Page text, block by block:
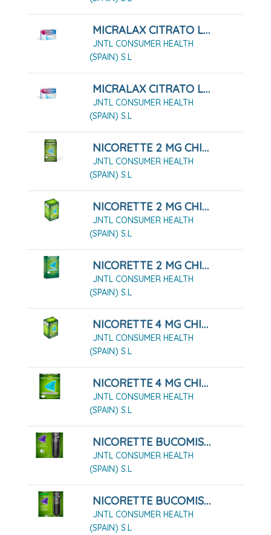
MICRALAX CITRATO LAURIL SULFATO 450MG/45 MG SOLUCIÓN RECTAL 12 MICROENEMAS
JNTL CONSUMER HEALTH
(SPAIN) S.L
MICRALAX CITRATO LAURIL SULFATO 450MG/45 MG SOLUCIÓN RECTAL 4 MICROENEMAS
JNTL CONSUMER HEALTH
(SPAIN) S.L
NICORETTE 2 MG CHICLES MEDICAMENTOSOS 105 CHICLES
JNTL CONSUMER HEALTH
(SPAIN) S.L
NICORETTE 2 MG CHICLES MEDICAMENTOSOS 210 CHICLES
JNTL CONSUMER HEALTH
(SPAIN) S.L
NICORETTE 2 MG CHICLES MEDICAMENTOSOS 30 CHICLES
JNTL CONSUMER HEALTH
(SPAIN) S.L
NICORETTE 4 MG CHICLES MEDICAMENTOSOS 105 CHICLES
JNTL CONSUMER HEALTH
(SPAIN) S.L
NICORETTE 4 MG CHICLES MEDICAMENTOSOS 30 CHICLES
JNTL CONSUMER HEALTH
(SPAIN) S.L
NICORETTE BUCOMIST 1 MG/PULSACIÓN SOLUCIÓN PARA PULVERIZACIÓN BUCAL SABOR FRUTA MENTA
JNTL CONSUMER HEALTH
(SPAIN) S.L
NICORETTE BUCOMIST 1 MG/PULSACIÓN SOLUCIÓN PARA PULVERIZACIÓN BUCAL, 1X1 DISPENSADOR DE 13,2 ML
JNTL CONSUMER HEALTH
(SPAIN) S.L